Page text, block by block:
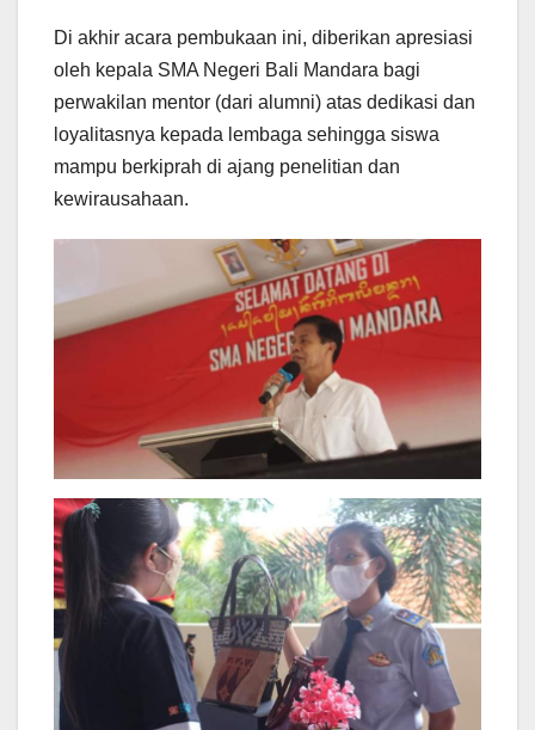
Di akhir acara pembukaan ini, diberikan apresiasi
oleh kepala SMA Negeri Bali Mandara bagi
perwakilan mentor (dari alumni) atas dedikasi dan
loyalitasnya kepada lembaga sehingga siswa
mampu berkiprah di ajang penelitian dan
kewirausahaan.